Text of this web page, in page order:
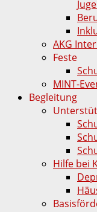
AKG
Feste
MINT-
Begleitung
Hilfe bei